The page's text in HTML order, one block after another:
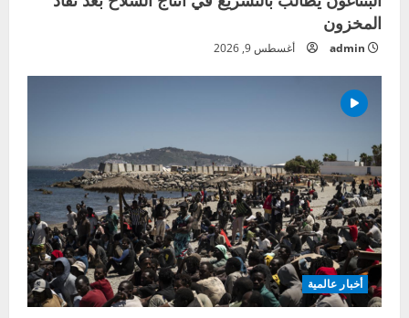
المخزون
admin أغسطس 9, 2026
أخبار عالمية